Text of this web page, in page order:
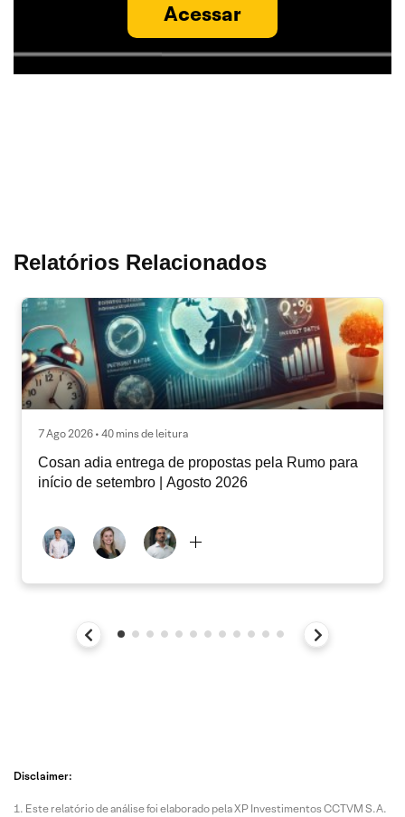
Acessar
Relatórios Relacionados
7 Ago 2026 • 40 mins de leitura
Cosan adia entrega de propostas pela Rumo para
início de setembro | Agosto 2026
Disclaimer:
Este relatório de análise foi elaborado pela XP Investimentos CCTVM S.A.